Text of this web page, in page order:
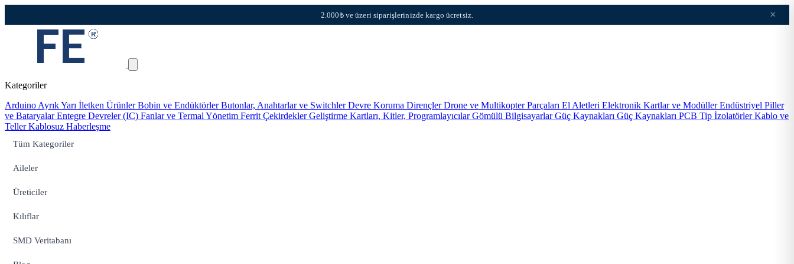
2.000₺ ve üzeri siparişlerinizde kargo ücretsiz. ×
Kategoriler
Arduino Ayrık Yarı İletken ÜrünlerBobin ve EndüktörlerButonlar, Anahtarlar ve SwitchlerDevre Koruma DirençlerDrone ve Multikopter Parçaları El Aletleri Elektronik Kartlar ve ModüllerEndüstriyel Piller
ve BataryalarEntegre Devreler (IC) Fanlar ve Termal Yönetim Ferrit ÇekirdeklerGeliştirme Kartları, Kitler, ProgramlayıcılarGömülü BilgisayarlarGüç Kaynakları Güç Kaynakları PCB Tip İzolatörlerKablo ve
TellerKablosuz Haberleşme
Tüm Kategoriler
Aileler
Üreticiler
Kılıflar
SMD Veritabanı